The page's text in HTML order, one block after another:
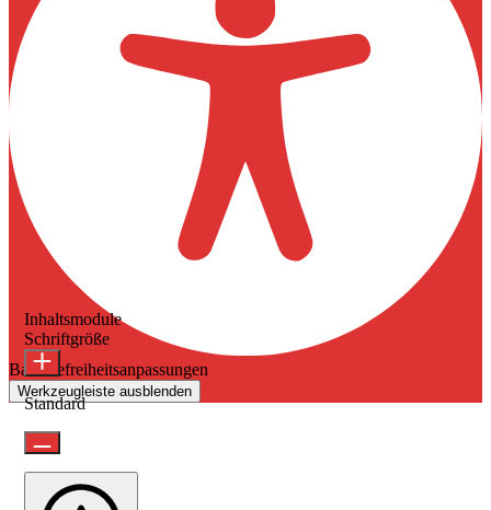
Barrierefreiheitsanpassungen
Werkzeugleiste ausblenden
Inhaltsmodule
Schriftgröße
Standard